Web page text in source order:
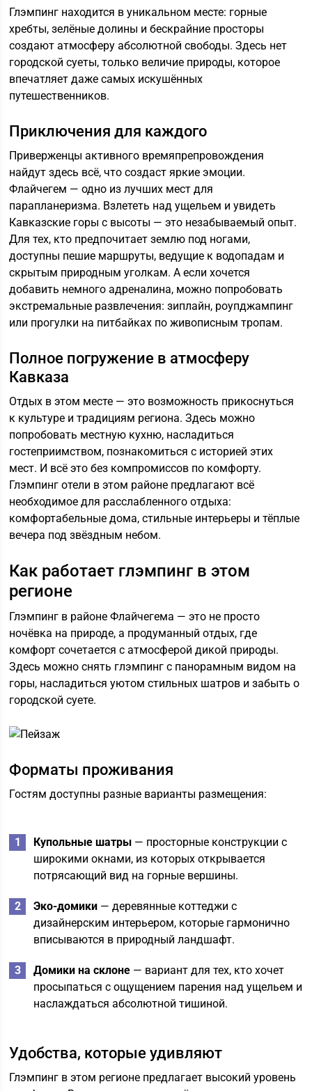
Глэмпинг находится в уникальном месте: горные
хребты, зелёные долины и бескрайние просторы
создают атмосферу абсолютной свободы. Здесь нет
городской суеты, только величие природы, которое
впечатляет даже самых искушённых
путешественников.
Приключения для каждого
Приверженцы активного времяпрепровождения
найдут здесь всё, что создаст яркие эмоции.
Флайчегем — одно из лучших мест для
парапланеризма. Взлететь над ущельем и увидеть
Кавказские горы с высоты — это незабываемый опыт.
Для тех, кто предпочитает землю под ногами,
доступны пешие маршруты, ведущие к водопадам и
скрытым природным уголкам. А если хочется
добавить немного адреналина, можно попробовать
экстремальные развлечения: зиплайн, роупджампинг
или прогулки на питбайках по живописным тропам.
Полное погружение в атмосферу
Кавказа
Отдых в этом месте — это возможность прикоснуться
к культуре и традициям региона. Здесь можно
попробовать местную кухню, насладиться
гостеприимством, познакомиться с историей этих
мест. И всё это без компромиссов по комфорту.
Глэмпинг отели в этом районе предлагают всё
необходимое для расслабленного отдыха:
комфортабельные дома, стильные интерьеры и тёплые
вечера под звёздным небом.
Как работает глэмпинг в этом
регионе
Глэмпинг в районе Флайчегема — это не просто
ночёвка на природе, а продуманный отдых, где
комфорт сочетается с атмосферой дикой природы.
Здесь можно снять глэмпинг с панорамным видом на
горы, насладиться уютом стильных шатров и забыть о
городской суете.
Форматы проживания
Гостям доступны разные варианты размещения:
Купольные шатры — просторные конструкции с
широкими окнами, из которых открывается
потрясающий вид на горные вершины.
Эко-домики — деревянные коттеджи с
дизайнерским интерьером, которые гармонично
вписываются в природный ландшафт.
Домики на склоне — вариант для тех, кто хочет
просыпаться с ощущением парения над ущельем и
наслаждаться абсолютной тишиной.
Удобства, которые удивляют
Глэмпинг в этом регионе предлагает высокий уровень